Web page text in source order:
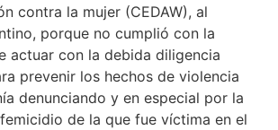
contra la mujer (CEDAW), al
porque no cumplió con la
actuar con la debida diligencia
prevenir los hechos de violencia
denunciando y en especial por la
de la que fue víctima en el